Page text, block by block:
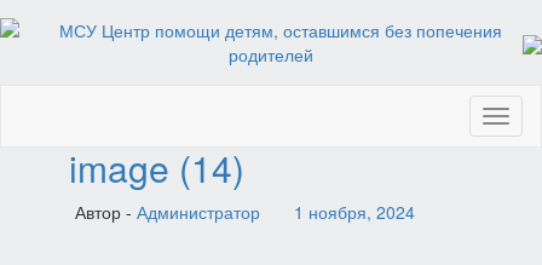
image (14)
Автор - Администратор 1 ноября, 2024